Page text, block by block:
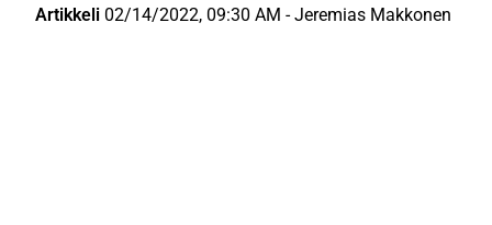
Artikkeli 02/14/2022, 09:30 AM -Jeremias Makkonen